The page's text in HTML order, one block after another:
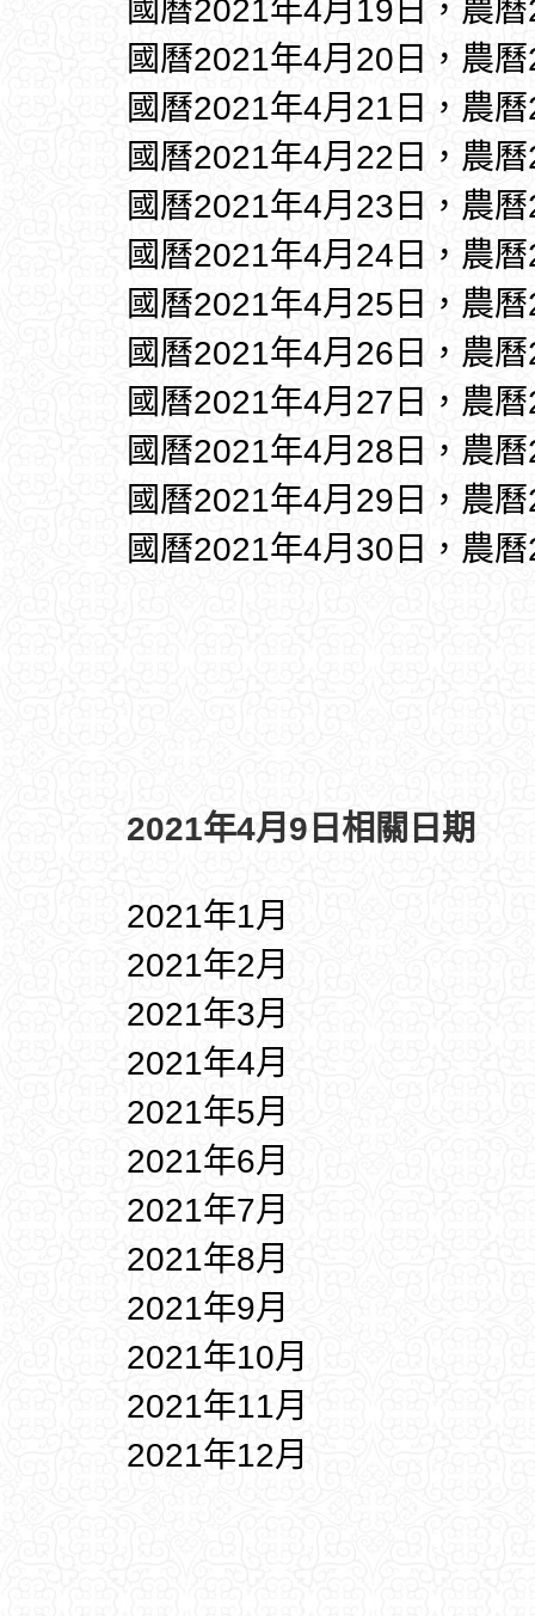
國曆2021年4月19日，農
國曆2021年4月20日，農
國曆2021年4月21日，農
國曆2021年4月22日，農
國曆2021年4月23日，農
國曆2021年4月24日，農
國曆2021年4月25日，農
國曆2021年4月26日，農
國曆2021年4月27日，農
國曆2021年4月28日，農
國曆2021年4月29日，農
國曆2021年4月30日，農
2021年4月9日相關日期
2021年1月
2021年2月
2021年3月
2021年4月
2021年5月
2021年6月
2021年7月
2021年8月
2021年9月
2021年10月
2021年11月
2021年12月